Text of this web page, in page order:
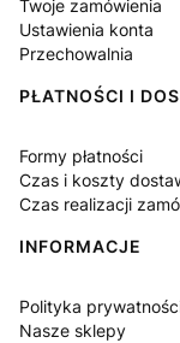
Twoje zamówienia
Ustawienia konta
Przechowalnia
PŁATNOŚCI I
Formy płatności
Czas i koszty
Czas realizacji
INFORMACJE
Polityka
Nasze sklepy